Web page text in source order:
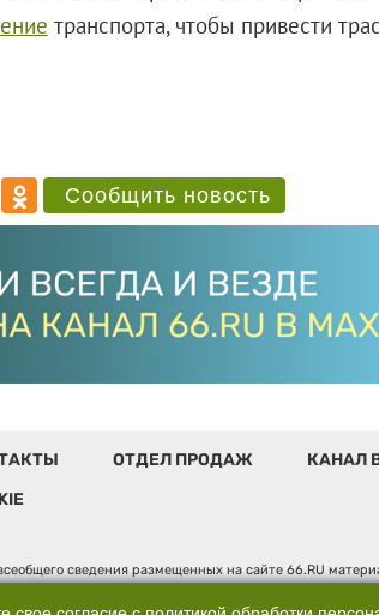
транспорта, чтобы привести
Сообщить новость
ОТДЕЛ ПРОДАЖ КАНАЛ В
сведения размещенных на сайте 66.RU
по надзору в сфере связи, информационных
"66.ру". Юридический адрес: 620014, Свердловская